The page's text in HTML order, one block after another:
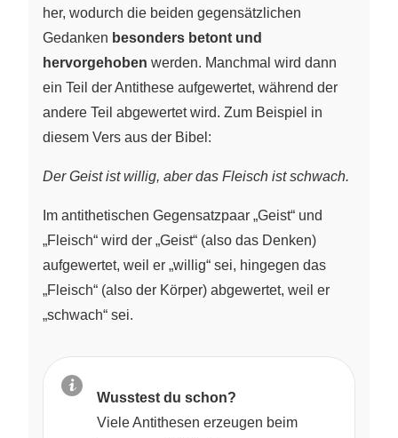
her, wodurch die beiden gegensätzlichen
Gedanken besonders betont und
hervorgehoben werden. Manchmal wird dann
ein Teil der Antithese aufgewertet, während der
andere Teil abgewertet wird. Zum Beispiel in
diesem Vers aus der Bibel:
Der Geist ist willig, aber das Fleisch ist schwach.
Im antithetischen Gegensatzpaar „Geist“ und
„Fleisch“ wird der „Geist“ (also das Denken)
aufgewertet, weil er „willig“ sei, hingegen das
„Fleisch“ (also der Körper) abgewertet, weil er
„schwach“ sei.
Wusstest du schon?
Viele Antithesen erzeugen beim